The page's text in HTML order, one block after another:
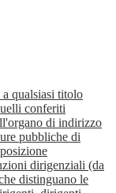
qualsiasi titolo
conferiti
di indirizzo
pubbliche di
dirigenziali (da
distinguano le